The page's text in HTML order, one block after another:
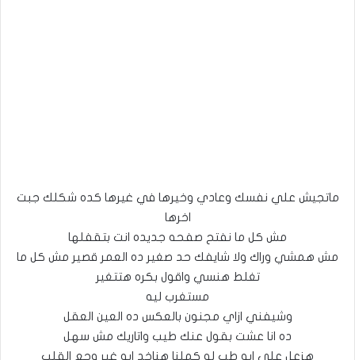
ماتجيش علي نفسك وعادي وخيرها في غيرها كده شكلك جبت
اخرها
مش كل ما نفتح صفحه جديده انت بتقفلها
مش همشي وراك ولا شايفك حد صغير ده العمر قصير مش كل ما
تغلط هنسي واقول بكره هتتغير
مستغرب ليه
وشيفني ازاي مجنون بالعكس ده العين العقل
ده انا عشت بقول عنك طيب واتاريك مش سهل
هزعل علي ايه طب لو كملنا هناخد ايه غير وجع القلب